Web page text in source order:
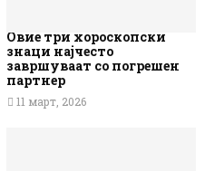
Овие три хороскопски
знаци најчесто
завршуваат со погрешен
партнер
11 март, 2026